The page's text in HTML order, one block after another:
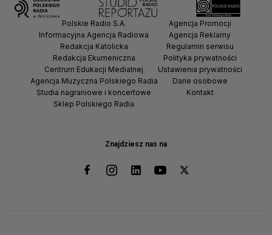
Znajdziesz nas na
Polskie Radio S.A.
Informacyjna Agencja Radiowa
Redakcja Katolicka
Redakcja Ekumeniczna
Centrum Edukacji Medialnej
Agencja Muzyczna Polskiego Radia
Studia nagraniowe i koncertowe
Sklep Polskiego Radia
Agencja Promocji
Agencja Reklamy
Regulamin serwisu
Polityka prywatności
Ustawienia prywatności
Dane osobowe
Kontakt